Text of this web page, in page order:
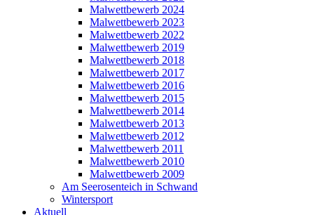
Malwettbewerb 2024
Malwettbewerb 2023
Malwettbewerb 2022
Malwettbewerb 2019
Malwettbewerb 2018
Malwettbewerb 2017
Malwettbewerb 2016
Malwettbewerb 2015
Malwettbewerb 2014
Malwettbewerb 2013
Malwettbewerb 2012
Malwettbewerb 2011
Malwettbewerb 2010
Malwettbewerb 2009
Am Seerosenteich in Schwand
Wintersport
Aktuell